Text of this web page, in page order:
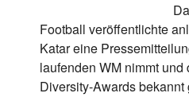
Football veröffentlichte
Katar eine
laufenden WM nimmt
Diversity-Awards bekannt